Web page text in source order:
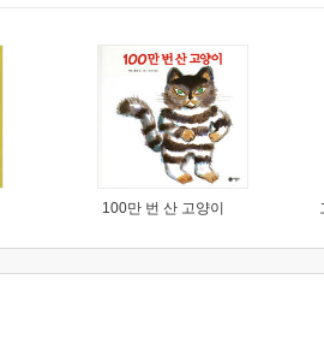
100만 번 산 고양이